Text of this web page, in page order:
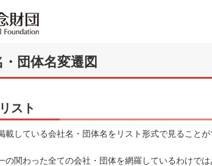
団体名変遷図
スト
している会社名・団体名をリスト形式で見ること
関わった全ての会社・団体を網羅しているわけで